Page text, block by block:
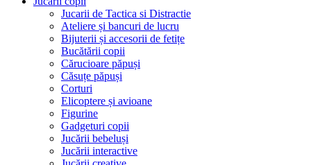
Jucarii de Tactica si Distractie
Ateliere și bancuri de lucru
Bijuterii și accesorii de fetițe
Bucătării copii
Cărucioare păpuși
Căsuțe păpuși
Corturi
Elicoptere și avioane
Figurine
Gadgeturi copii
Jucării bebeluși
Jucării interactive